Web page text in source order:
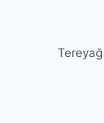
Tereyağ